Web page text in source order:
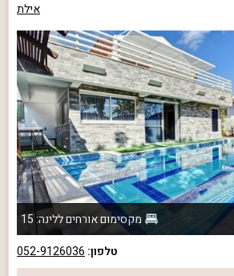
אילת
מקסימום אורחים ללינה: 15
טלפון: 052-9126036